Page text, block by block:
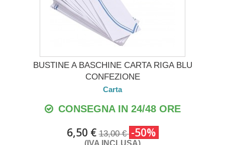
BUSTINE A BASCHINE CARTA RIGA BLU
CONFEZIONE
Carta
CONSEGNA IN 24/48 ORE
6,50 €13,00 € -50%